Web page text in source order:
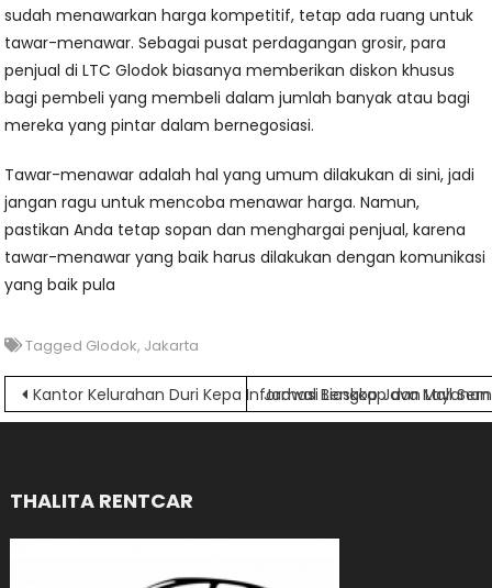
sudah menawarkan harga kompetitif, tetap ada ruang untuk
tawar-menawar. Sebagai pusat perdagangan grosir, para
penjual di LTC Glodok biasanya memberikan diskon khusus
bagi pembeli yang membeli dalam jumlah banyak atau bagi
mereka yang pintar dalam bernegosiasi.
Tawar-menawar adalah hal yang umum dilakukan di sini, jadi
jangan ragu untuk mencoba menawar harga. Namun,
pastikan Anda tetap sopan dan menghargai penjual, karena
tawar-menawar yang baik harus dilakukan dengan komunikasi
yang baik pula
Tagged Glodok, Jakarta
Navigasi
Kantor Kelurahan Duri Kepa Informasi Lengkap dan Layanan
Jadwal Bioskop Java Mall
THALITA RENTCAR